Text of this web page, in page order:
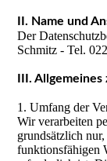
II. Name und
Der
Schmitz - Tel.
III.
1. Umfang der
Wir verarbeiten
grundsätzlich
funktionsfähigen